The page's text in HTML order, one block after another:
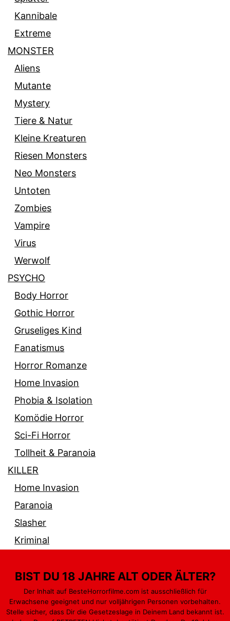
Kannibale
Extreme
MONSTER
Aliens
Mutante
Mystery
Tiere & Natur
Kleine Kreaturen
Riesen Monsters
Neo Monsters
Untoten
Zombies
Vampire
Virus
Werwolf
PSYCHO
Body Horror
Gothic Horror
Gruseliges Kind
Fanatismus
Horror Romanze
Home Invasion
Phobia & Isolation
Komödie Horror
Sci-Fi Horror
Tollheit & Paranoia
KILLER
Home Invasion
Paranoia
Slasher
Kriminal
PARANORMAL GEWALT & BLUT MONSTER
BIST DU 18 JAHRE ALT ODER ÄLTER?
Der Inhalt auf BesteHorrorfilme.com ist ausschließlich für
Erwachsene geeignet und nur volljährigen Personen vorbehalten.
Stelle sicher, dass Dir die Gesetzeslage in Deinem Land bekannt ist.